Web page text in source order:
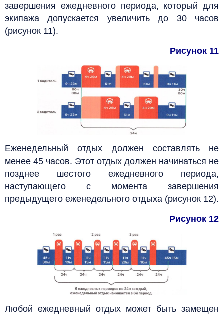
завершения ежедневного периода, который для
экипажа допускается увеличить до 30 часов
(рисунок 11).
Рисунок 11
Еженедельный отдых должен составлять не
менее 45 часов. Этот отдых должен начинаться не
позднее шестого ежедневного периода,
наступающего с момента завершения
предыдущего еженедельного отдыха (рисунок 12).
Рисунок 12
Любой ежедневный отдых может быть замещен